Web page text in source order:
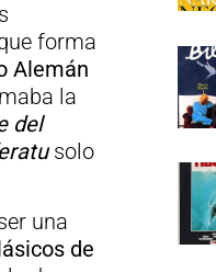
forma
Alemán
la
del
solo
una
de